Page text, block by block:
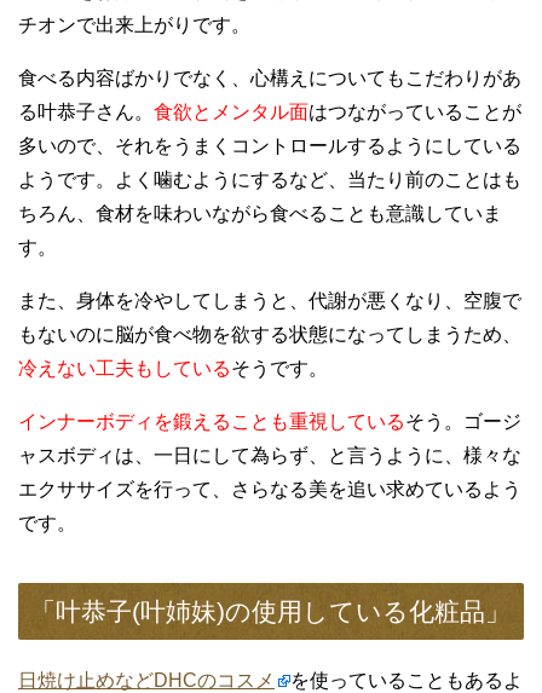
チオンで出来上がりです。
食べる内容ばかりでなく、心構えについてもこだわりがあ
る叶恭子さん。 食欲とメンタル面はつながっていることが
多いので、それをうまくコントロールするようにしている
ようです。よく噛むようにするなど、当たり前のことはも
ちろん、食材を味わいながら食べることも意識していま
す。
また、身体を冷やしてしまうと、代謝が悪くなり、空腹で
もないのに脳が食べ物を欲する状態になってしまうため、
冷えない工夫もしているそうです。
インナーボディを鍛えることも重視しているそう。
ゴージ
ャスボディは、一日にして為らず、と言うように、様々な
エクササイズを行って、さらなる美を追い求めているよう
です。
「叶恭子(叶姉妹)の使用している化粧品」
日焼け止めなどDHCのコスメ
を使っていることもあるよ